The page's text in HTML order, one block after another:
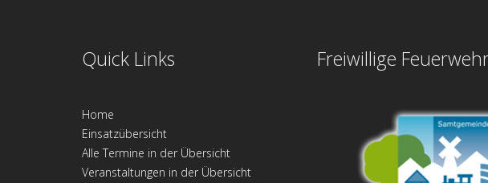
Quick Links
Home
Einsatzübersicht
Alle Termine in der Übersicht
Veranstaltungen in der Übersicht
Freiwillige